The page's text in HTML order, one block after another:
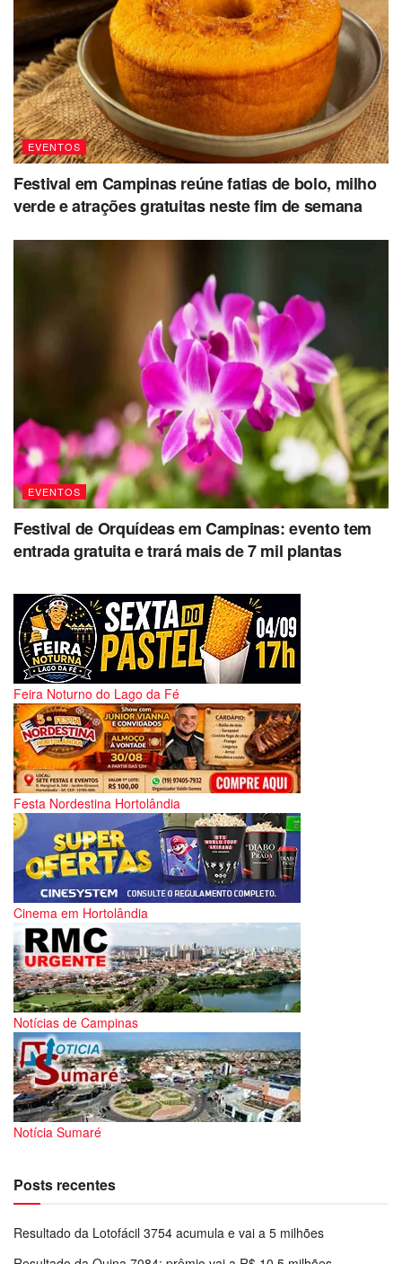
EVENTOS
Festival em Campinas reúne fatias de bolo, milho
verde e atrações gratuitas neste fim de semana
EVENTOS
Festival de Orquídeas em Campinas: evento tem
entrada gratuita e trará mais de 7 mil plantas
Feira Noturno do Lago da Fé
Festa Nordestina Hortolândia
Cinema em Hortolândia
Notícias de Campinas
Notícia Sumaré
Posts recentes
Resultado da Lotofácil 3754 acumula e vai a 5 milhões